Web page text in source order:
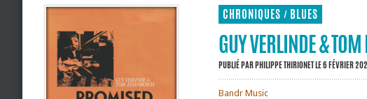
CHRONIQUES / BLUES
GUY VERLINDE &
PUBLIÉ PARPHILIPPE THIRIONETLE 6 FÉVRIER
Bandr Music